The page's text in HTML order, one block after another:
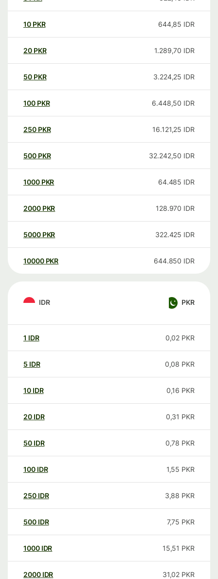
10 PKR 644,85 IDR
20 PKR 1.289,70 IDR
50 PKR 3.224,25 IDR
100 PKR 6.448,50 IDR
250 PKR 16.121,25 IDR
500 PKR 32.242,50 IDR
1000 PKR 64.485 IDR
2000 PKR 128.970 IDR
5000 PKR 322.425 IDR
10000 PKR 644.850 IDR
IDR PKR
1 IDR 0,02 PKR
5 IDR 0,08 PKR
10 IDR 0,16 PKR
20 IDR 0,31 PKR
50 IDR 0,78 PKR
100 IDR 1,55 PKR
250 IDR 3,88 PKR
500 IDR 7,75 PKR
1000 IDR 15,51 PKR
2000 IDR 31,02 PKR